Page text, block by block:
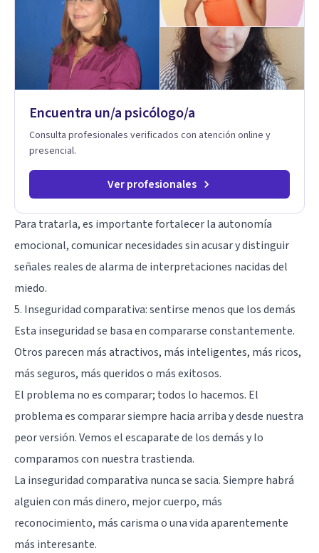
Encuentra un/a psicólogo/a
Consulta profesionales verificados con atención online y
presencial.
Ver profesionales
Para tratarla, es importante fortalecer la autonomía
emocional, comunicar necesidades sin acusar y distinguir
señales reales de alarma de interpretaciones nacidas del
miedo.
5. Inseguridad comparativa: sentirse menos que los demás
Esta inseguridad se basa en compararse constantemente.
Otros parecen más atractivos, más inteligentes, más ricos,
más seguros, más queridos o más exitosos.
El problema no es comparar; todos lo hacemos. El
problema es comparar siempre hacia arriba y desde nuestra
peor versión. Vemos el escaparate de los demás y lo
comparamos con nuestra trastienda.
La inseguridad comparativa nunca se sacia. Siempre habrá
alguien con más dinero, mejor cuerpo, más
reconocimiento, más carisma o una vida aparentemente
más interesante.